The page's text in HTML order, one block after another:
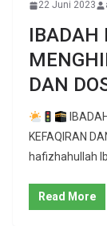
22 Juni 2023
IBADAH
DAN
KEFAQIRAN
hafizhahullah
Read More